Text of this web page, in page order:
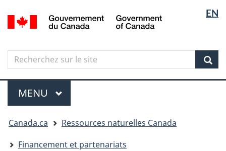
Aller
au
principal
Skip
to
government"
Passer
à
version
simplifiée
langue
EN
Canada
Search
Recherchez
sur
le
site
Menu
MENU PRINCIPAL
êtes
ici
Canada.ca
Ressources naturelles Canada
Financement et partenariats